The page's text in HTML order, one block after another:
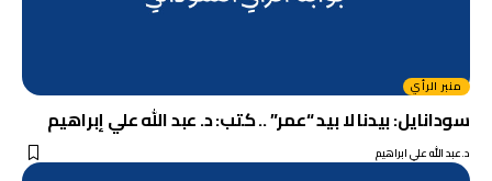
منبر الرأي
سودانايل: بيدنا لا بيد “عمر” .. كتب: د. عبد الله علي إبراهيم
د.عبد الله علي ابراهيم